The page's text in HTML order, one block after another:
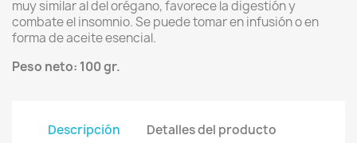
muy similar al del orégano, favorece la digestión y
combate el insomnio. Se puede tomar en infusión o en
forma de aceite esencial.
Peso neto: 100 gr.
Descripción Detalles del producto